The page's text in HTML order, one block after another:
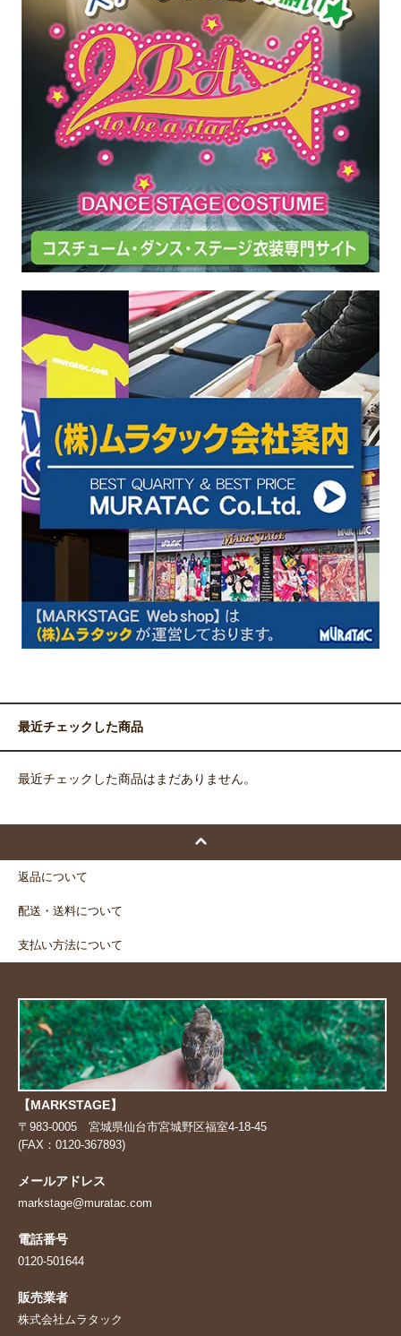
最近チェックした商品
最近チェックした商品はまだありません。
返品について
配送・送料について
支払い方法について
【MARKSTAGE】
〒983-0005 宮城県仙台市宮城野区福室4-18-45
(FAX：0120-367893)
メールアドレス
markstage@muratac.com
電話番号
0120-501644
販売業者
株式会社ムラタック